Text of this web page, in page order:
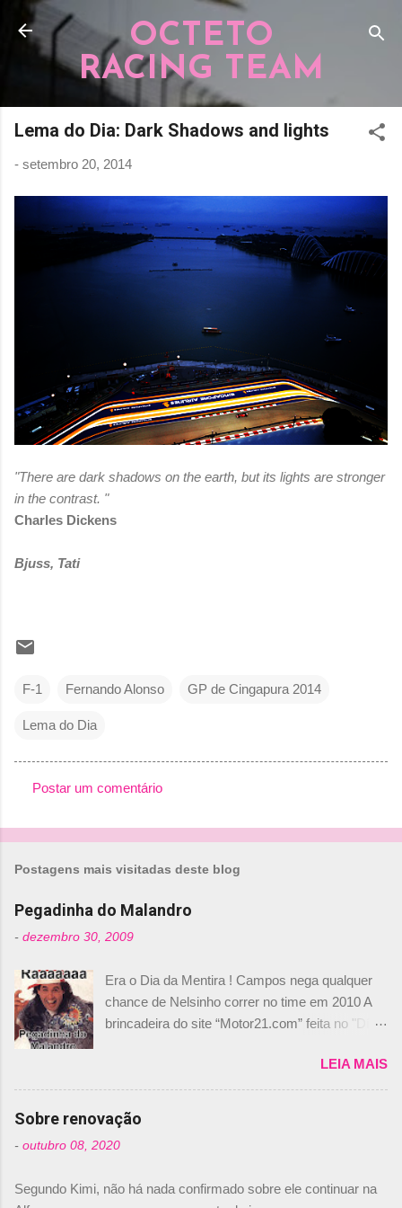
Pular para o conteúdo principal
OCTETO
RACING TEAM
Lema do Dia: Dark Shadows and lights
- setembro 20, 2014
"There are dark shadows on the earth, but its lights are stronger
in the contrast. "
Charles Dickens
Bjuss, Tati
F-1 Fernando Alonso GP de Cingapura 2014
Lema do Dia
o
n
t
r
i
o
Postar um comentário
Postagens mais visitadas deste blog
Pegadinha do Malandro
- dezembro 30, 2009
Era o Dia da Mentira ! Campos nega qualquer
chance de Nelsinho correr no time em 2010 A
brincadeira do site “Motor21.com” feita no "Día
de abril –, afirmando que Nelson Piquet havia
comprado 15% das ações da Campos, dando,
com isso, um lugar no time a Nelsinho Piquet,
foi esclarecida de uma vez por todas por
Daniele Audetto, diretor da escuderia. O
não será o companheiro de Bruno Senna em
LEIA MAIS
Sobre renovação
- outubro 08, 2020
Segundo Kimi, não há nada confirmado sobre ele continuar na